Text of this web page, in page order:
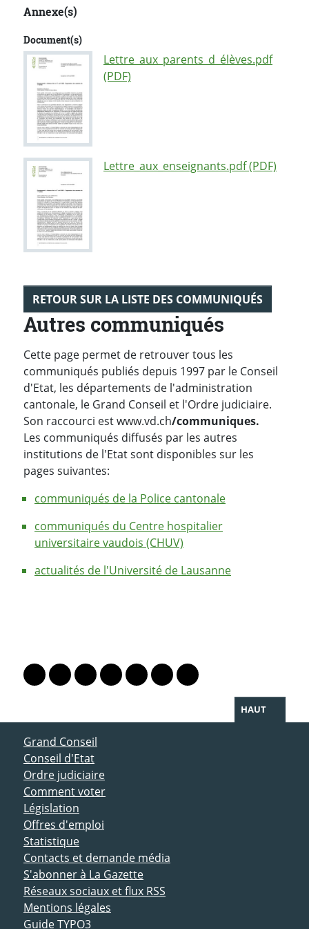
Annexe(s)
Document(s)
Lettre_aux_parents_d_élèves.pdf
(PDF)
Lettre_aux_enseignants.pdf (PDF)
RETOUR SUR LA LISTE DES COMMUNIQUÉS
Autres communiqués
Cette page permet de retrouver tous les
communiqués publiés depuis 1997 par le Conseil
d'Etat, les départements de l'administration
cantonale, le Grand Conseil et l'Ordre judiciaire.
Son raccourci est www.vd.ch/communiques.
Les communiqués diffusés par les autres
institutions de l'Etat sont disponibles sur les
pages suivantes:
communiqués de la Police cantonale
communiqués du Centre hospitalier
universitaire vaudois (CHUV)
actualités de l'Université de Lausanne
Lien vers le profil Mastodon
Lien vers le profil Bluesky
Lien vers le profil Instagram
Lien vers le profil Linkedin
Lien vers le profil Facebook
Lien vers le profil Twitter
Partager par WhatsApp
HAUT
ACCÈS DIRECT
Grand Conseil
Conseil d'Etat
Ordre judiciaire
Comment voter
Législation
Offres d'emploi
Statistique
Contacts et demande média
S'abonner à La Gazette
Réseaux sociaux et flux RSS
Mentions légales
Guide TYPO3